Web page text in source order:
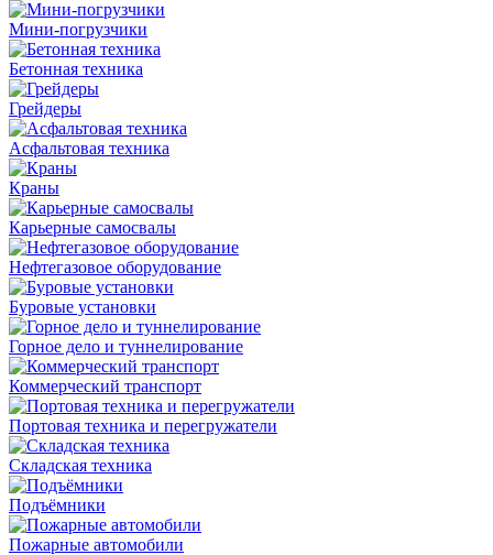
Мини-погрузчики
Бетонная техника
Грейдеры
Асфальтовая техника
Краны
Карьерные самосвалы
Нефтегазовое оборудование
Буровые установки
Горное дело и туннелирование
Коммерческий транспорт
Портовая техника и перегружатели
Складская техника
Подъёмники
Пожарные автомобили